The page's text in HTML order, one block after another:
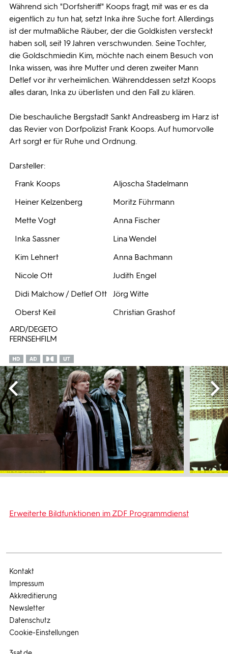
Während sich "Dorfsheriff" Koops fragt, mit was er es da
eigentlich zu tun hat, setzt Inka ihre Suche fort. Allerdings
ist der mutmaßliche Räuber, der die Goldkisten versteckt
haben soll, seit 19 Jahren verschwunden. Seine Tochter,
die Goldschmiedin Kim, möchte nach einem Besuch von
Inka wissen, was ihre Mutter und deren zweiter Mann
Detlef vor ihr verheimlichen. Währenddessen setzt Koops
alles daran, Inka zu überlisten und den Fall zu klären.
Die beschauliche Bergstadt Sankt Andreasberg im Harz ist
das Revier von Dorfpolizist Frank Koops. Auf humorvolle
Art sorgt er für Ruhe und Ordnung.
Darsteller:
Frank Koops
Aljoscha Stadelmann
Heiner Kelzenberg
Moritz Führmann
Mette Vogt
Anna Fischer
Inka Sassner
Lina Wendel
Kim Lehnert
Anna Bachmann
Nicole Ott
Judith Engel
Didi Malchow / Detlef Ott
Jörg Witte
Oberst Keil
Christian Grashof
ARD/DEGETO
FERNSEHFILM
Erweiterte Bildfunktionen im ZDF Programmdienst
Kontakt
Impressum
Akkreditierung
Newsletter
Datenschutz
Cookie-Einstellungen